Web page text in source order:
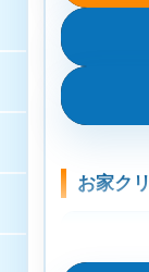
損害保険
レンジフ
お家ク